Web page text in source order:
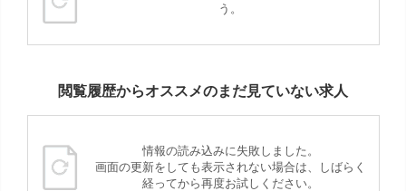
う。
閲覧履歴からオススメのまだ見ていない求人
情報の読み込みに失敗しました。
画面の更新をしても表示されない場合は、しばらく
経ってから再度お試しください。